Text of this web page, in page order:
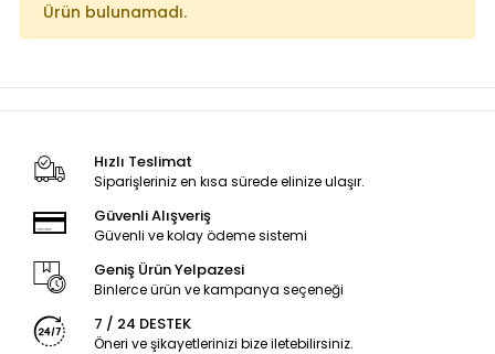
Ürün bulunamadı.
Hızlı Teslimat
Siparişleriniz en kısa sürede elinize ulaşır.
Güvenli Alışveriş
Güvenli ve kolay ödeme sistemi
Geniş Ürün Yelpazesi
Binlerce ürün ve kampanya seçeneği
7 / 24 DESTEK
Öneri ve şikayetlerinizi bize iletebilirsiniz.